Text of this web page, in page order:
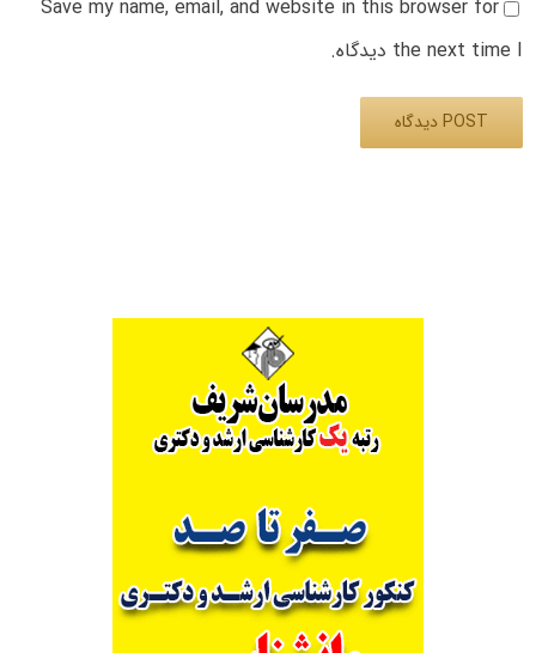
Save my name, email, and website in this browser for
the next time I دیدگاه.